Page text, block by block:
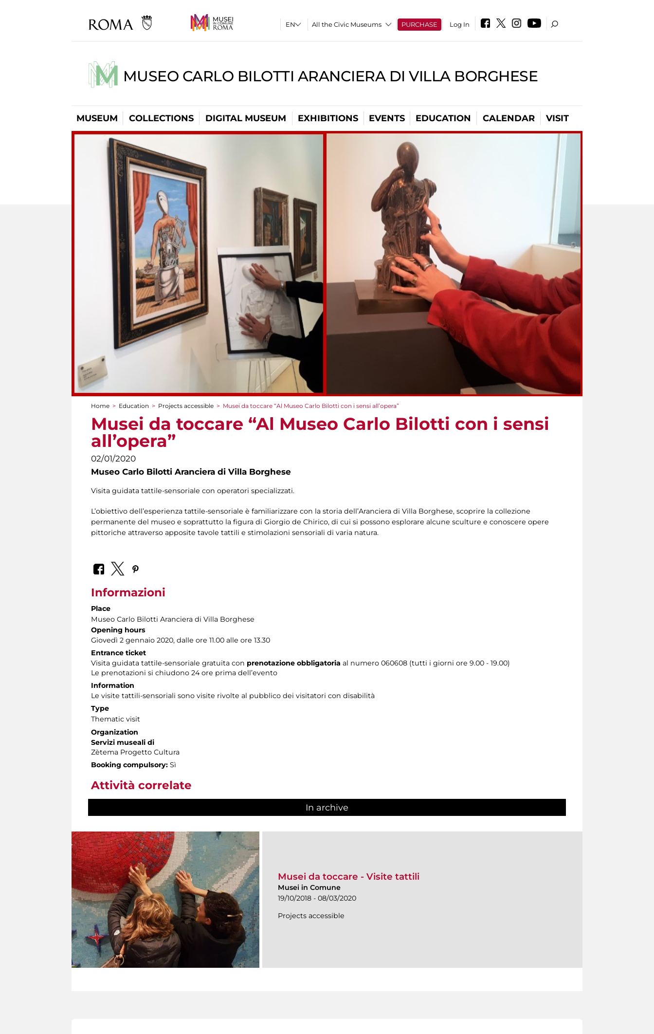
All the Civic Museums PURCHASE Log In
MUSEO CARLO BILOTTI ARANCIERA DI VILLA BORGHESE
MUSEUM COLLECTIONS DIGITAL MUSEUM EXHIBITIONS EVENTS EDUCATION CALENDAR VISIT
You are here
Home > Education > Projects accessible > Musei da toccare “Al Museo Carlo Bilotti con i sensi all’opera”
Musei da toccare “Al Museo Carlo Bilotti con i sensi
all’opera”
02/01/2020
Museo Carlo Bilotti Aranciera di Villa Borghese
Visita guidata tattile-sensoriale con operatori specializzati.
L’obiettivo dell’esperienza tattile-sensoriale è familiarizzare con la storia dell’Aranciera di Villa Borghese, scoprire la collezione
permanente del museo e soprattutto la figura di Giorgio de Chirico, di cui si possono esplorare alcune sculture e conoscere opere
pittoriche attraverso apposite tavole tattili e stimolazioni sensoriali di varia natura.
Informazioni
Place
Museo Carlo Bilotti Aranciera di Villa Borghese
Opening hours
Giovedì 2 gennaio 2020, dalle ore 11.00 alle ore 13.30
Entrance ticket
Visita guidata tattile-sensoriale gratuita con prenotazione obbligatoria al numero 060608 (tutti i giorni ore 9.00 - 19.00)
Le prenotazioni si chiudono 24 ore prima dell’evento
Information
Le visite tattili-sensoriali sono visite rivolte al pubblico dei visitatori con disabilità
Type
Thematic visit
Organization
Servizi museali di
Zètema Progetto Cultura
Booking compulsory: Sì
Attività correlate
In archive
Musei da toccare - Visite tattili
Musei in Comune
19/10/2018 - 08/03/2020
Projects accessible